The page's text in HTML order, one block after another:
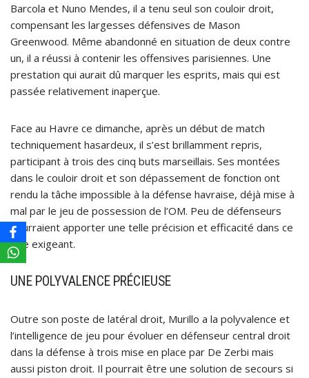
Barcola et Nuno Mendes, il a tenu seul son couloir droit,
compensant les largesses défensives de Mason
Greenwood. Même abandonné en situation de deux contre
un, il a réussi à contenir les offensives parisiennes. Une
prestation qui aurait dû marquer les esprits, mais qui est
passée relativement inaperçue.
Face au Havre ce dimanche, après un début de match
techniquement hasardeux, il s’est brillamment repris,
participant à trois des cinq buts marseillais. Ses montées
dans le couloir droit et son dépassement de fonction ont
rendu la tâche impossible à la défense havraise, déjà mise à
mal par le jeu de possession de l’OM. Peu de défenseurs
pourraient apporter une telle précision et efficacité dans ce
rôle exigeant.
UNE POLYVALENCE PRÉCIEUSE
Outre son poste de latéral droit, Murillo a la polyvalence et
l’intelligence de jeu pour évoluer en défenseur central droit
dans la défense à trois mise en place par De Zerbi mais
aussi piston droit. Il pourrait être une solution de secours si